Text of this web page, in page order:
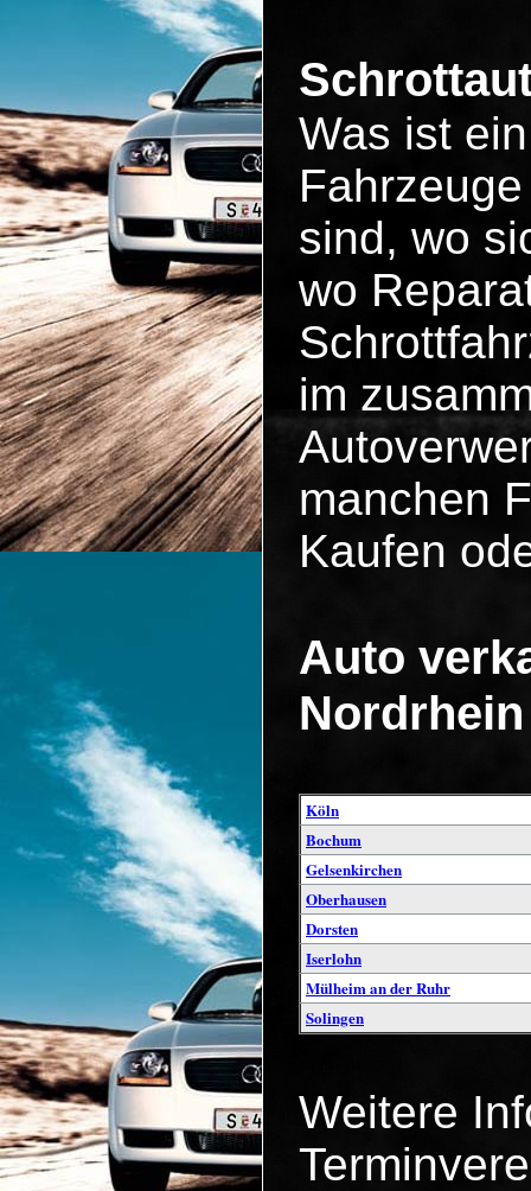
Was ist
sind, wo
wo
im
manchen
Kaufen
Auto
Köln
Bochum
Gelsenkirchen
Oberhausen
Dorsten
Iserlohn
Mülheim an der Ruhr
Solingen
Weitere